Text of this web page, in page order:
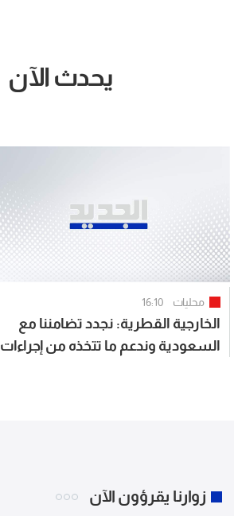
يحدث الآن
محليات 16:10
الخارجية القطرية: نجدد تضامننا مع
السعودية وندعم ما تتخذه من إجراءات
زوارنا يقرؤون الآن